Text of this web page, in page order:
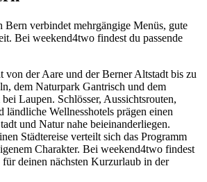
Bern verbindet mehrgängige Menüs, gute
Bei weekend4two findest du passende
von der Aare und der Berner Altstadt bis zu
dem Naturpark Gantrisch und dem
Laupen. Schlösser, Aussichtsrouten,
Wellnesshotels prägen einen
und Natur nahe beieinanderliegen.
Städtereise verteilt sich das Programm
Charakter. Bei weekend4two findest
für deinen nächsten Kurzurlaub in der